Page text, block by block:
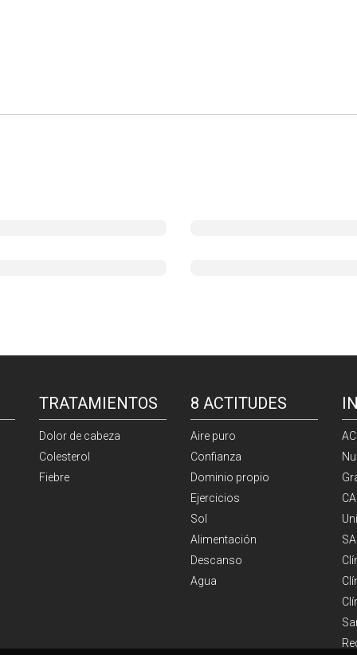
TRATAMIENTOS
Dolor de cabeza
Colesterol
Fiebre
8 ACTITUDES
Aire puro
Confianza
Dominio propio
Ejercicios
Sol
Alimentación
Descanso
Agua